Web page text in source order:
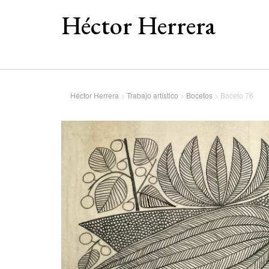
Héctor Herrera
Héctor Herrera > Trabajo artístico > Bocetos > Boceto 76